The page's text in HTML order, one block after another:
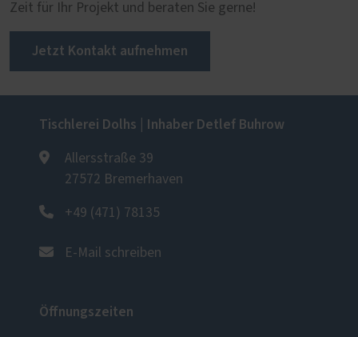
Zeit für Ihr Projekt und beraten Sie gerne!
Jetzt Kontakt aufnehmen
Tischlerei Dolhs | Inhaber Detlef Buhrow
Allersstraße 39
27572 Bremerhaven
+49 (471) 78135
E-Mail schreiben
Öffnungszeiten